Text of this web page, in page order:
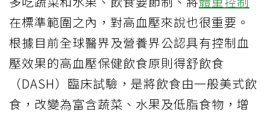
在標準範圍之內，對高血壓來說也很重要。
根據目前全球醫界及營養界公認具有控制血
壓效果的高血壓保健飲食原則得舒飲食
（DASH）臨床試驗，是將飲食由一般美式飲
食，改變為富含蔬菜、水果及低脂食物，增